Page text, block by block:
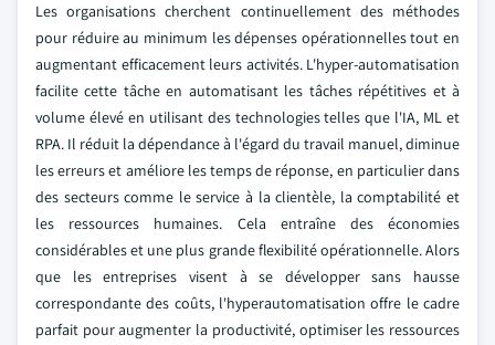
Les organisations cherchent continuellement des méthodes
pour réduire au minimum les dépenses opérationnelles tout en
augmentant efficacement leurs activités. L'hyper-automatisation
facilite cette tâche en automatisant les tâches répétitives et à
volume élevé en utilisant des technologies telles que l'IA, ML et
RPA. Il réduit la dépendance à l'égard du travail manuel, diminue
les erreurs et améliore les temps de réponse, en particulier dans
des secteurs comme le service à la clientèle, la comptabilité et
les ressources humaines. Cela entraîne des économies
considérables et une plus grande flexibilité opérationnelle. Alors
que les entreprises visent à se développer sans hausse
correspondante des coûts, l'hyperautomatisation offre le cadre
parfait pour augmenter la productivité, optimiser les ressources